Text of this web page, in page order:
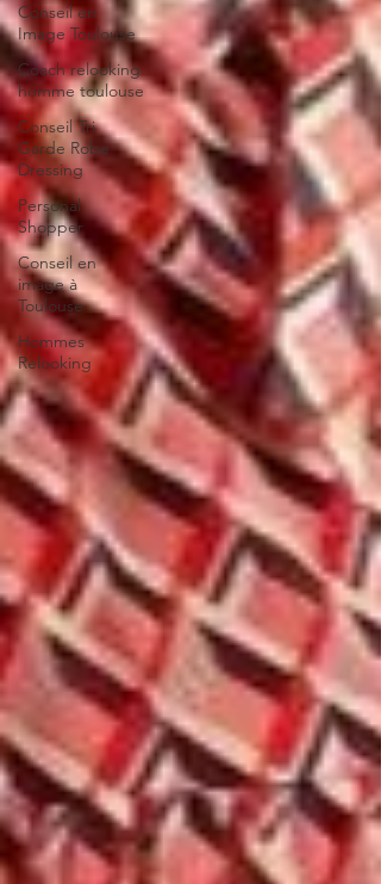
Conseil en
Image Toulouse
Coach relooking
homme toulouse
Conseil Tri
Garde Robe
Dressing
Personal
Shopper
Conseil en
image à
Toulouse
Hommes
Relooking